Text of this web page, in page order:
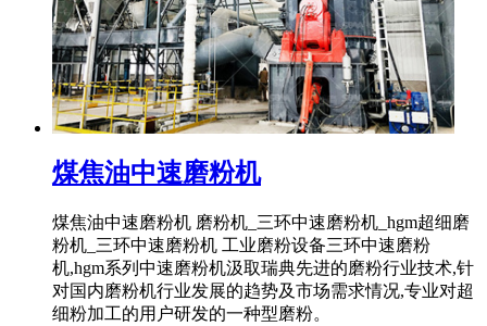
煤焦油中速磨粉机
煤焦油中速磨粉机 磨粉机_三环中速磨粉机_hgm超细磨
粉机_三环中速磨粉机 工业磨粉设备三环中速磨粉
机,hgm系列中速磨粉机汲取瑞典先进的磨粉行业技术,针
对国内磨粉机行业发展的趋势及市场需求情况,专业对超
细粉加工的用户研发的一种型磨粉。